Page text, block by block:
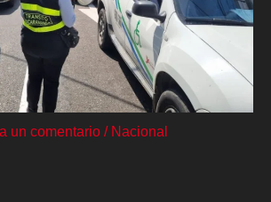
un comentario / Nacional